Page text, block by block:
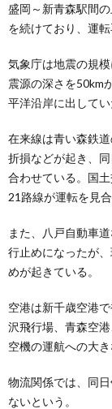
盛岡～新青森駅間
を続けており、運
気象庁は地震の規
震源の深さを50km
平洋沿岸に出して
在来線は青い森鉄
折損などが起き、
合わせている。国
21路線が運転を見合
また、八戸自動車
行止めになったが
めが起きている。
空港は新千歳空港
沢飛行場、青森空
空機の運航への大き
物流関係では、同
ないという。